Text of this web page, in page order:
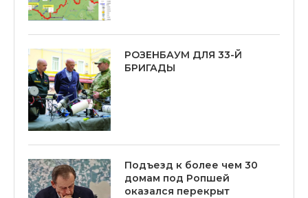
РОЗЕНБАУМ ДЛЯ 33-Й
БРИГАДЫ
Подъезд к более чем 30
домам под Ропшей
оказался перекрыт